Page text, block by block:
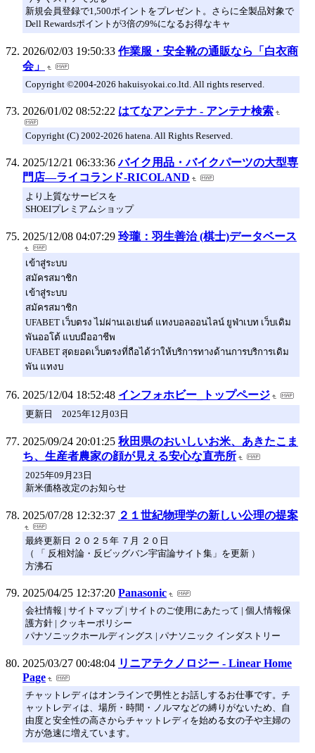
新規会員登録で1,500ポイントをプレゼント。さらに全製品対象で
Dell Rewardsポイントが3倍の9%になるお得なキャ
2026/02/03 19:50:33 作業服・安全靴の通販なら「白衣商
会」
Copyright ©2004-2026 hakuisyokai.co.ltd. All rights reserved.
2026/01/02 08:52:22 はてなアンテナ - アンテナ検索
Copyright (C) 2002-2026 hatena. All Rights Reserved.
2025/12/21 06:33:36 バイク用品・バイクパーツの大型専
門店―ライコランド-RICOLAND
より上質なサービスを
SHOEIプレミアムショップ
2025/12/08 04:07:29 玲瓏：羽生善治 (棋士)データベース
เข้าสู่ระบบ
สมัครสมาชิก
เข้าสู่ระบบ
สมัครสมาชิก
UFABET เว็บตรง ไม่ผ่านเอเย่นต์ แทงบอลออนไลน์ ยูฟ่าเบท เว็บเดิม
พันออโต้ แบบมืออาชีพ
UFABET สุดยอดเว็บตรงที่ถือได้ว่าให้บริการทางด้านการบริการเดิม
พัน แทงบ
2025/12/04 18:52:48 インフォホビー_トップページ
更新日 2025年12月03日
2025/09/24 20:01:25 秋田県のおいしいお米、あきたこま
ち、生産者農家の顔が見える安心な直売所
2025年09月23日
新米価格改定のお知らせ
2025/07/28 12:32:37 ２１世紀物理学の新しい公理の提案
最終更新日 ２０２５年 ７月 ２０日
（ 「 反相対論・反ビッグバン宇宙論サイト集」を更新 ）
方沸石
2025/04/25 12:37:20 Panasonic
会社情報 | サイトマップ | サイトのご使用にあたって | 個人情報保
護方針 | クッキーポリシー
パナソニックホールディングス | パナソニック インダストリー
2025/03/27 00:48:04 リニアテクノロジー - Linear Home
Page
チャットレディはオンラインで男性とお話しするお仕事です。チ
ャットレディは、場所・時間・ノルマなどの縛りがないため、自
由度と安全性の高さからチャットレディを始める女の子や主婦の
方が急速に増えています。